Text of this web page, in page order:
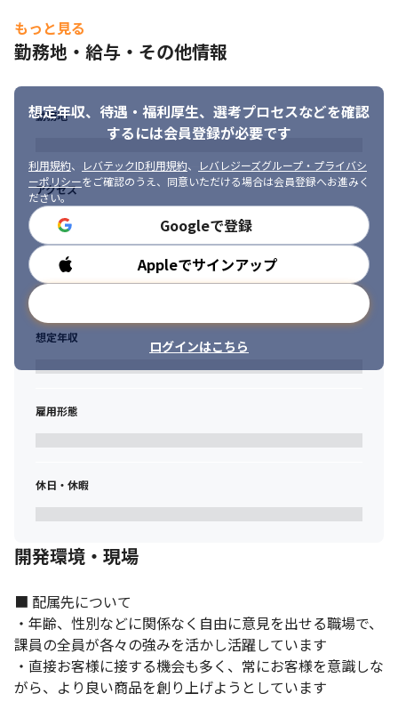
階までは幅広く関わり、車両開発に関する知識やプロセスを習得
することができます
・自社、競合他社を含めて、最新の自動車技術に携われます
※出典：Forbes
JAPAN（https://forbesjapan.com/articles/detail/38942）
・公平性や透明性を意識して、業務に取り組める方
・チームワークを大切にし、周囲の人を巻き込んでモチベートで
もっと見る
勤務地・給与・その他情報
想定年収、待遇・福利厚生、 選考プロセスなどを確認
するには会員登録が必要です
利用規約、 レバテックID利用規約、
レバレジーズグループ・プライバシ
ーポリシーをご確認のうえ、同意いただける場合は会員登録へお進みく
ださい。
Googleで登録
Appleでサインアップ
ログインはこちら
勤務地
アクセス
勤務時間
想定年収
雇用形態
休日・休暇
開発環境・現場
■ 配属先について
・年齢、性別などに関係なく自由に意見を出せる職場で、
課員の全員が各々の強みを活かし活躍しています
・直接お客様に接する機会も多く、常にお客様を意識しな
がら、より良い商品を創り上げようとしています